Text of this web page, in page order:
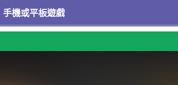
手機或平板遊戲